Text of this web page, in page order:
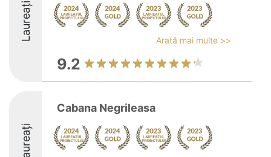
Laureați Arată mai multe >>
9.2
Laureați
Cabana Negrileasa